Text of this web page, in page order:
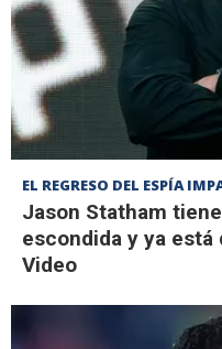
EL REGRESO DEL ESPÍA
Jason Statham
escondida y ya
Video